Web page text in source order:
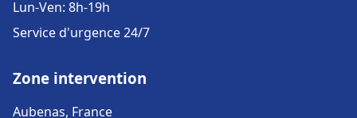
Lun-Ven: 8h-19h
Service d'urgence 24/7
Zone intervention
Aubenas, France